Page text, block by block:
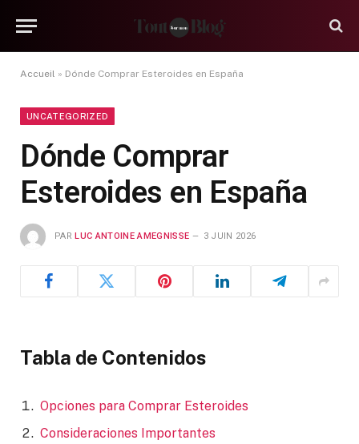
Accueil » Dónde Comprar Esteroides en España
UNCATEGORIZED
Dónde Comprar
Esteroides en España
PAR LUC ANTOINE AMEGNISSE 3 JUIN 2026
Tabla de Contenidos
Opciones para Comprar Esteroides
Consideraciones Importantes